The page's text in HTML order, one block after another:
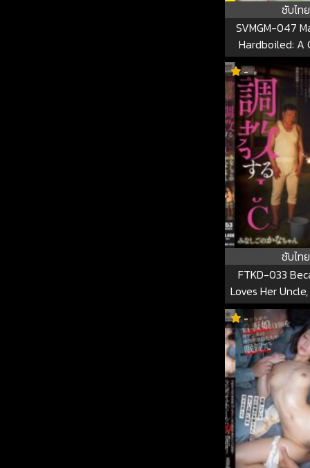
ซับไทย
SVMGM-047
Hardboiled: A
Working Nurse
Treat Phimosis
Her Mouth! The
Covered In
Peeled Back
Tongue
Unauthorized
Spurts
The Tip Of The
Has Been
First Time In Its
047
-
ซับไทย
FTKD-033
Loves Her
Him And Trains
Kana-chan Yura
033
-